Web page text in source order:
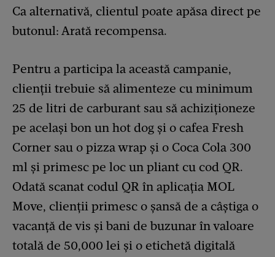
Ca alternativă, clientul poate apăsa direct pe
butonul: Arată recompensa.
Pentru a participa la această campanie,
clienții trebuie să alimenteze cu minimum
25 de litri de carburant sau să achiziționeze
pe același bon un hot dog și o cafea Fresh
Corner sau o pizza wrap și o Coca Cola 300
ml și primesc pe loc un pliant cu cod QR.
Odată scanat codul QR în aplicația MOL
Move, clienții primesc o șansă de a câștiga o
vacanță de vis și bani de buzunar în valoare
totală de 50,000 lei și o etichetă digitală